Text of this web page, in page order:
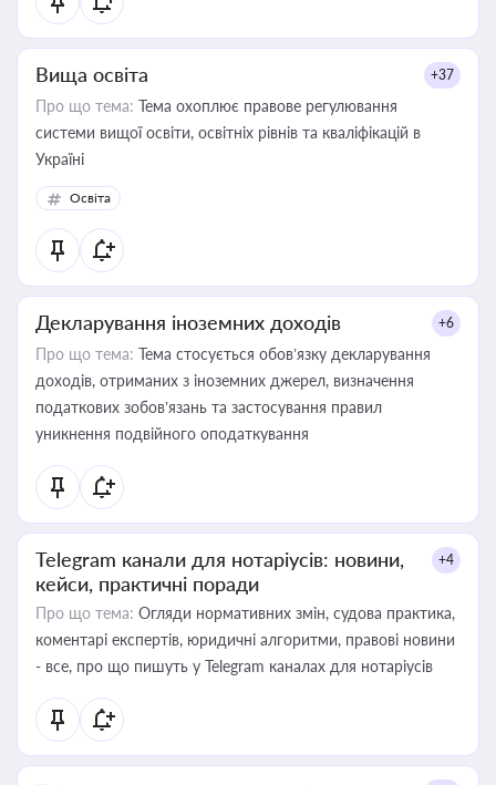
Вища освіта +37
Про що тема: Тема охоплює правове регулювання
системи вищої освіти, освітніх рівнів та кваліфікацій в
Україні
Освіта
Декларування іноземних доходів +6
Про що тема: Тема стосується обов’язку декларування
доходів, отриманих з іноземних джерел, визначення
податкових зобов’язань та застосування правил
уникнення подвійного оподаткування
Telegram канали для нотаріусів: новини,
кейси, практичні поради
+4
Про що тема: Огляди нормативних змін, судова практика,
коментарі експертів, юридичні алгоритми, правові новини
- все, про що пишуть у Telegram каналах для нотаріусів